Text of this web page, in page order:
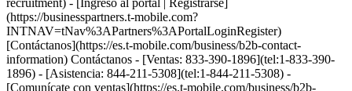
recruitment) - [Ingreso al portal | Registrarse]
(https://businesspartners.t-mobile.com?
INTNAV=tNav%3APartners%3APortalLoginRegister)
[Contáctanos](https://es.t-mobile.com/business/b2b-contact-
information) Contáctanos - [Ventas: 833-390-1896](tel:1-833-390-
1896) - [Asistencia: 844-211-5308](tel:1-844-211-5308) -
[Comunícate con ventas](https://es.t-mobile.com/business/b2b-